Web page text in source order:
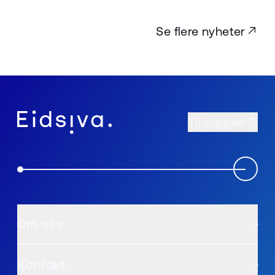
klimaavtrykk som mer enn
sender
Se flere nyheter